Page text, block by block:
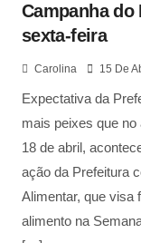
Campanha do
sexta-feira
Carolina 15 De
Expectativa da
mais peixes que
18 de abril,
ação da Prefeitura
Alimentar, que visa
alimento na